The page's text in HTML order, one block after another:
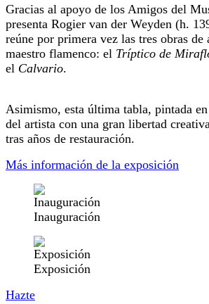
Gracias al apoyo de los Amigos del
presenta Rogier van der Weyden (h.
reúne por primera vez las tres obras de
maestro flamenco: el Tríptico de
el Calvario.
Asimismo, esta última tabla, pintada
del artista con una gran libertad
tras años de restauración.
Más información de la exposición
Inauguración
Exposición
Hazte